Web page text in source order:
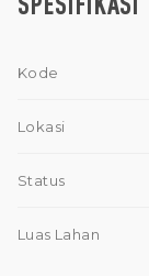
Kode
Lokasi
Status
Luas Lahan